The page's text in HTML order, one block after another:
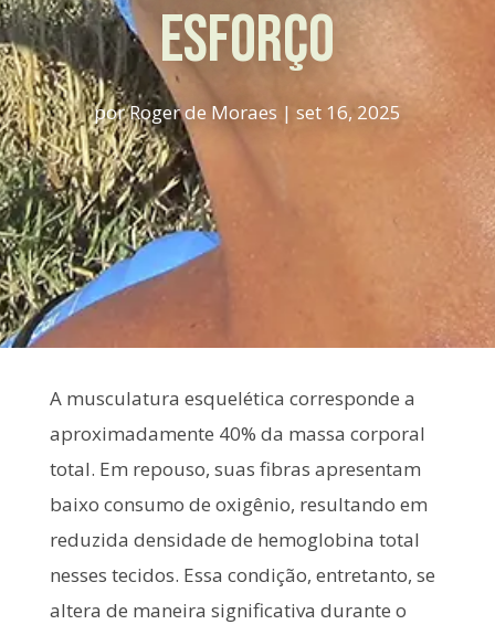
esforço
porRoger de Moraes | set 16, 2025
A musculatura esquelética corresponde a
aproximadamente 40% da massa corporal
total. Em repouso, suas fibras apresentam
baixo consumo de oxigênio, resultando em
reduzida densidade de hemoglobina total
nesses tecidos. Essa condição, entretanto, se
altera de maneira significativa durante o